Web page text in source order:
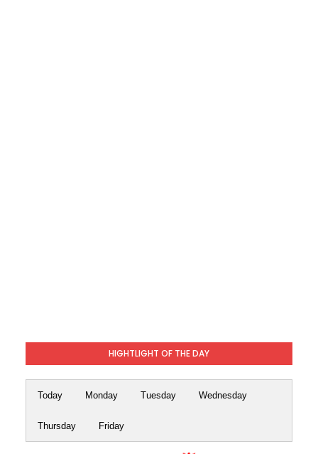
HIGHTLIGHT OF THE DAY
Today Monday Tuesday Wednesday
Thursday Friday